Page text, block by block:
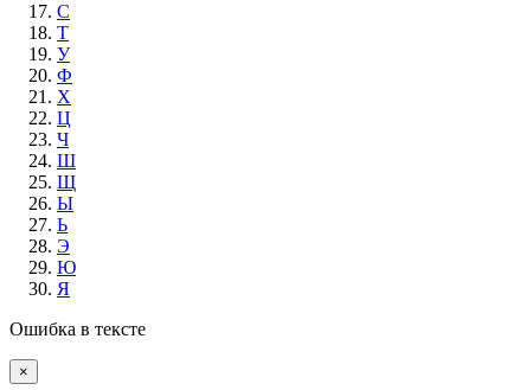
С
Т
У
Ф
Х
Ц
Ч
Ш
Щ
Ы
Ь
Э
Ю
Я
Ошибка в тексте
×